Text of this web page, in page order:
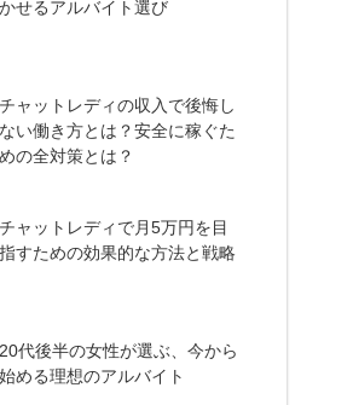
かせるアルバイト選び
チャットレディの収入で後悔し
ない働き方とは？安全に稼ぐた
めの全対策とは？
チャットレディで月5万円を目
指すための効果的な方法と戦略
20代後半の女性が選ぶ、今から
始める理想のアルバイト